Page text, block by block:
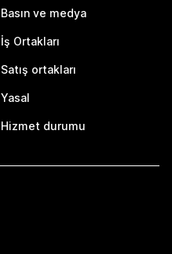
Basın ve medya
İş Ortakları
Satış ortakları
Yasal
Hizmet durumu